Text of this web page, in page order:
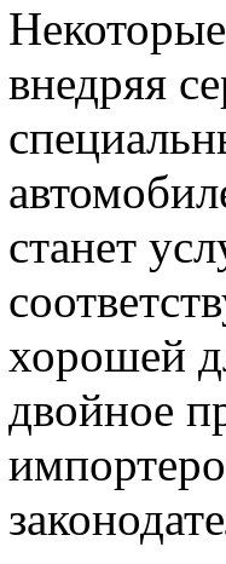
внедряя
станет
хорошей
двойное